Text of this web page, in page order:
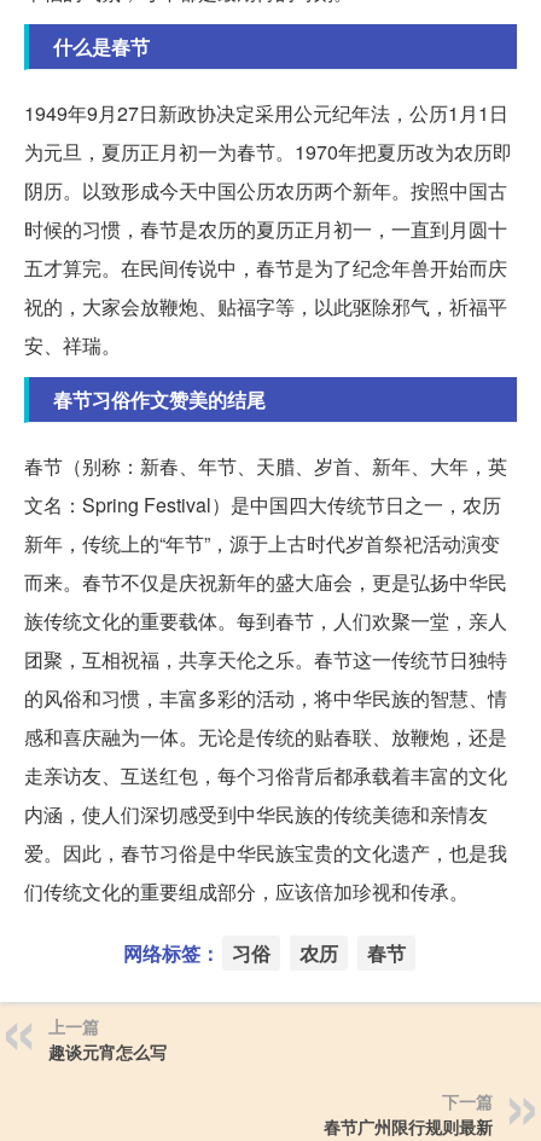
什么是春节
1949年9月27日新政协决定采用公元纪年法，公历1月1日
为元旦，夏历正月初一为春节。1970年把夏历改为农历即
阴历。以致形成今天中国公历农历两个新年。按照中国古
时候的习惯，春节是农历的夏历正月初一，一直到月圆十
五才算完。在民间传说中，春节是为了纪念年兽开始而庆
祝的，大家会放鞭炮、贴福字等，以此驱除邪气，祈福平
安、祥瑞。
春节习俗作文赞美的结尾
春节（别称：新春、年节、天腊、岁首、新年、大年，英
文名：Spring Festival）是中国四大传统节日之一，农历
新年，传统上的“年节”，源于上古时代岁首祭祀活动演变
而来。春节不仅是庆祝新年的盛大庙会，更是弘扬中华民
族传统文化的重要载体。每到春节，人们欢聚一堂，亲人
团聚，互相祝福，共享天伦之乐。春节这一传统节日独特
的风俗和习惯，丰富多彩的活动，将中华民族的智慧、情
感和喜庆融为一体。无论是传统的贴春联、放鞭炮，还是
走亲访友、互送红包，每个习俗背后都承载着丰富的文化
内涵，使人们深切感受到中华民族的传统美德和亲情友
爱。因此，春节习俗是中华民族宝贵的文化遗产，也是我
们传统文化的重要组成部分，应该倍加珍视和传承。
网络标签： 习俗 农历 春节
上一篇
趣谈元宵怎么写
下一篇
春节广州限行规则最新